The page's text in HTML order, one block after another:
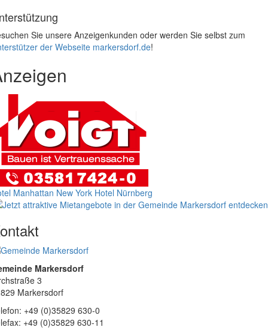
Sie unsere Anzeigenkunden oder werden Sie selbst zum
der Webseite markersdorf.de!
Manhattan New York Hotel Nürnberg
Markersdorf
3
Markersdorf
+49 (0)35829 630-0
+49 (0)35829 630-11